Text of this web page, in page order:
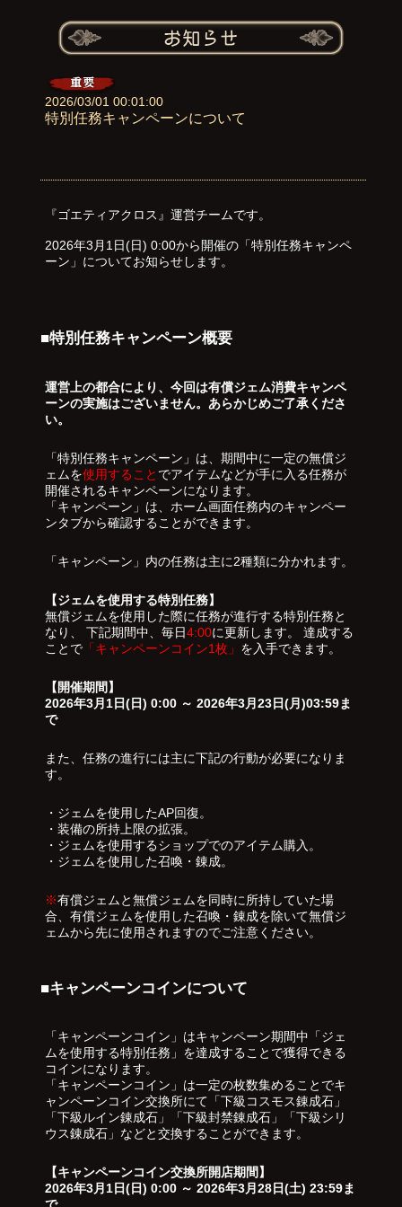
2026/03/01 00:01:00
特別任務キャンペーンについて
『ゴエティアクロス』運営チームです。
2026年3月1日(日) 0:00から開催の「特別任務キャンペ
ーン」についてお知らせします。
■特別任務キャンペーン概要
運営上の都合により、今回は有償ジェム消費キャンペ
ーンの実施はございません。あらかじめご了承くださ
い。
「特別任務キャンペーン」は、期間中に一定の無償ジ
ェムを使用すること でアイテムなどが手に入る任務が
開催されるキャンペーンになります。
「キャンペーン」は、ホーム画面任務内のキャンペー
ンタブから確認することができます。
「キャンペーン」内の任務は主に2種類に分かれます。
【ジェムを使用する特別任務】
無償ジェムを使用した際に任務が進行する特別任務と
なり、 下記期間中、毎日4:00に更新します。 達成する
ことで「キャンペーンコイン1枚」 を入手できます。
【開催期間】
2026年3月1日(日) 0:00 ～ 2026年3月23日(月)03:59ま
で
また、任務の進行には主に下記の行動が必要になりま
す。
・ジェムを使用したAP回復。
・装備の所持上限の拡張。
・ジェムを使用するショップでのアイテム購入。
・ジェムを使用した召喚・錬成。
※有償ジェムと無償ジェムを同時に所持していた場
合、有償ジェムを使用した召喚・錬成を除いて無償ジ
ェムから先に使用されますのでご注意ください。
■キャンペーンコインについて
「キャンペーンコイン」はキャンペーン期間中「ジェ
ムを使用する特別任務」を達成することで獲得できる
コインになります。
「キャンペーンコイン」は一定の枚数集めることでキ
ャンペーンコイン交換所にて「下級コスモス錬成石」
「下級ルイン錬成石」「下級封禁錬成石」「下級シリ
ウス錬成石」などと交換することができます。
【キャンペーンコイン交換所開店期間】
2026年3月1日(日) 0:00 ～ 2026年3月28日(土) 23:59ま